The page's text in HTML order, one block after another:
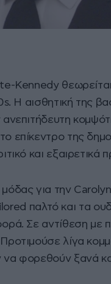
Kennedy
Η αισθητική της
ανεπιτήδευτη
επίκεντρο της
και εξαιρετικά
για την
παλτό και τα
Σε αντίθεση με
λίγα
φορεθούν ξανά